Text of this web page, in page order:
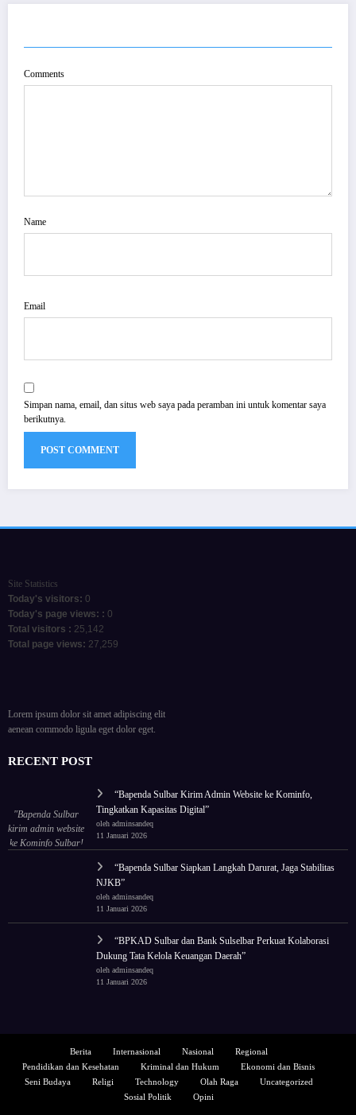
Comments
Name
Email
Simpan nama, email, dan situs web saya pada peramban ini untuk komentar saya
berikutnya.
Site Statistics
Today's visitors: 0
Today's page views: : 0
Total visitors : 25,142
Total page views: 27,259
Lorem ipsum dolor sit amet adipiscing elit
aenean commodo ligula eget dolor eget.
RECENT POST
"Bapenda Sulbar
kirim admin website
ke Kominfo Sulbar!
“Bapenda Sulbar Kirim Admin Website ke Kominfo,
Tingkatkan Kapasitas Digital”
oleh adminsandeq
11 Januari 2026
“Bapenda Sulbar Siapkan Langkah Darurat, Jaga Stabilitas
NJKB”
oleh adminsandeq
11 Januari 2026
“BPKAD Sulbar dan Bank Sulselbar Perkuat Kolaborasi
Dukung Tata Kelola Keuangan Daerah”
oleh adminsandeq
11 Januari 2026
Berita Internasional Nasional
Regional
Pendidikan dan Kesehatan
Kriminal dan Hukum
Ekonomi dan Bisnis
Seni Budaya
Religi Technology Olah Raga
Uncategorized
Sosial Politik
Opini